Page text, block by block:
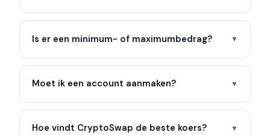
Is er een minimum- of maximumbedrag? ▼
Moet ik een account aanmaken? ▼
Hoe vindt CryptoSwap de beste koers? ▼